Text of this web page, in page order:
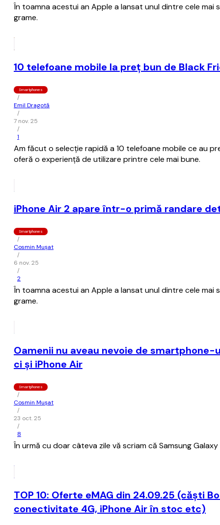
În toamna acestui an Apple a lansat unul dintre cele
grame.
10 telefoane mobile la preț bun de Black
Smartphones
/
Emil Dragotă
/
7 nov. 25
/
1
Am făcut o selecție rapidă a 10 telefoane mobile ce au
oferă o experiență de utilizare printre cele mai bune.
iPhone Air 2 apare într-o primă randare
Smartphones
/
Cosmin Mușat
/
6 nov. 25
/
2
În toamna acestui an Apple a lansat unul dintre cele
grame.
Oamenii nu aveau nevoie de smartphone-
ci şi iPhone Air
Smartphones
/
Cosmin Mușat
/
23 oct. 25
/
8
În urmă cu doar câteva zile vă scriam că Samsung
TOP 10: Oferte eMAG din 24.09.25 (căști
conectivitate 4G, iPhone Air în stoc etc)